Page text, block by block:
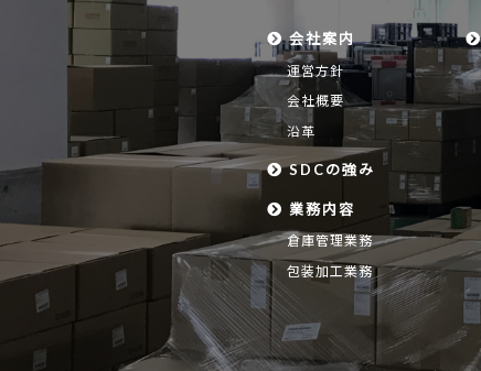
会社案内
運営方針
会社概要
沿革
SDCの強み
業務内容
倉庫管理業務
包装加工業務